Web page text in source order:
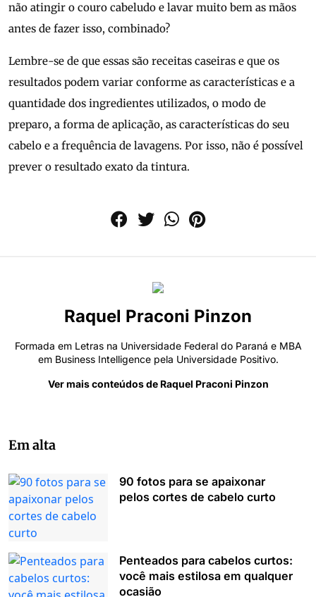
não atingir o couro cabeludo e lavar muito bem as mãos
antes de fazer isso, combinado?
Lembre-se de que essas são receitas caseiras e que os
resultados podem variar conforme as características e a
quantidade dos ingredientes utilizados, o modo de
preparo, a forma de aplicação, as características do seu
cabelo e a frequência de lavagens. Por isso, não é possível
prever o resultado exato da tintura.
Raquel Praconi Pinzon
Formada em Letras na Universidade Federal do Paraná e MBA
em Business Intelligence pela Universidade Positivo.
Ver mais conteúdos de Raquel Praconi Pinzon
Em alta
90 fotos para se apaixonar
pelos cortes de cabelo curto
Penteados para cabelos curtos:
você mais estilosa em qualquer
ocasião